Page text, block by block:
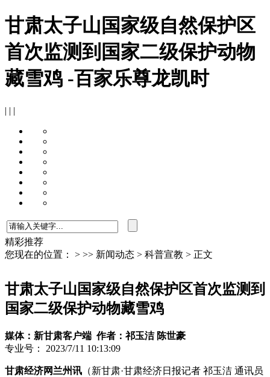
甘肃太子山国家级自然保护区
首次监测到国家二级保护动物
藏雪鸡 -百家乐尊龙凯时
| | |
精彩推荐
您现在的位置：
> >> 新闻动态 > 科普宣教 > 正文
甘肃太子山国家级自然保护区首次监测到
国家二级保护动物藏雪鸡
媒体：新甘肃客户端 作者：祁玉洁 陈世豪
专业号：
2023/7/11 10:13:09
甘肃经济网兰州讯 （新甘肃·甘肃经济日报记者 祁玉洁 通讯员